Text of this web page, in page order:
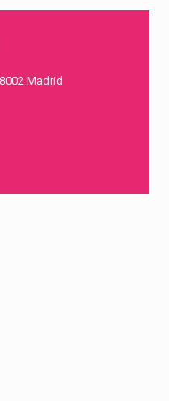
Madrid